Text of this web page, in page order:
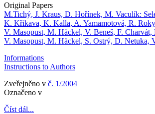
Original Papers
M.Tichý, J. Kraus, D. Hořínek, M. Vaculík:
K. Křikava, K. Kalla, A. Yamamotová, R.
V. Masopust, M. Häckel, V. Beneš, F.
V. Masopust, M. Häckel, S. Ostrý, D. Netuka,
Informations
Instructions to Authors
Zveřejněno v č. 1/2004
Označeno v
Číst dál...